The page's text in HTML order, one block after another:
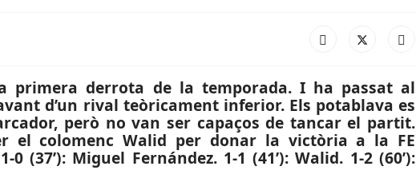
primera derrota de la temporada. I ha passat al
d’un rival teòricament inferior. Els potablava es
però no van ser capaços de tancar el partit.
el colomenc Walid per donar la victòria a la FE
(37’): Miguel Fernández. 1-1 (41’): Walid. 1-2 (60’):